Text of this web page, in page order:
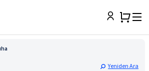
Yeniden Ara